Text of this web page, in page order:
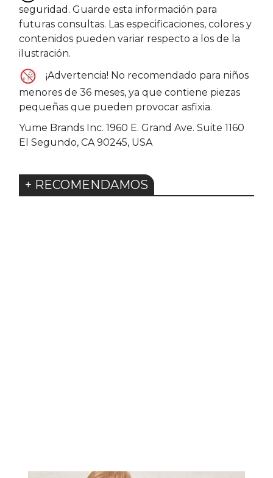
seguridad. Guarde esta información para
futuras consultas. Las especificaciones, colores y
contenidos pueden variar respecto a los de la
ilustración.
¡Advertencia! No recomendado para niños
menores de 36 meses, ya que contiene piezas
pequeñas que pueden provocar asfixia.
Yume Brands Inc. 1960 E. Grand Ave. Suite 1160
El Segundo, CA 90245, USA
+ RECOMENDAMOS